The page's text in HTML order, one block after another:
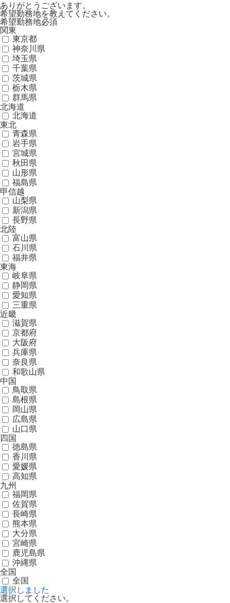
ありがとうございます。
希望勤務地を教えてください。
希望勤務地必須
関東
東京都
神奈川県
埼玉県
千葉県
茨城県
栃木県
群馬県
北海道
北海道
東北
青森県
岩手県
宮城県
秋田県
山形県
福島県
甲信越
山梨県
新潟県
長野県
北陸
富山県
石川県
福井県
東海
岐阜県
静岡県
愛知県
三重県
近畿
滋賀県
京都府
大阪府
兵庫県
奈良県
和歌山県
中国
鳥取県
島根県
岡山県
広島県
山口県
四国
徳島県
香川県
愛媛県
高知県
九州
福岡県
佐賀県
長崎県
熊本県
大分県
宮崎県
鹿児島県
沖縄県
全国
全国
選択しました
選択してください。